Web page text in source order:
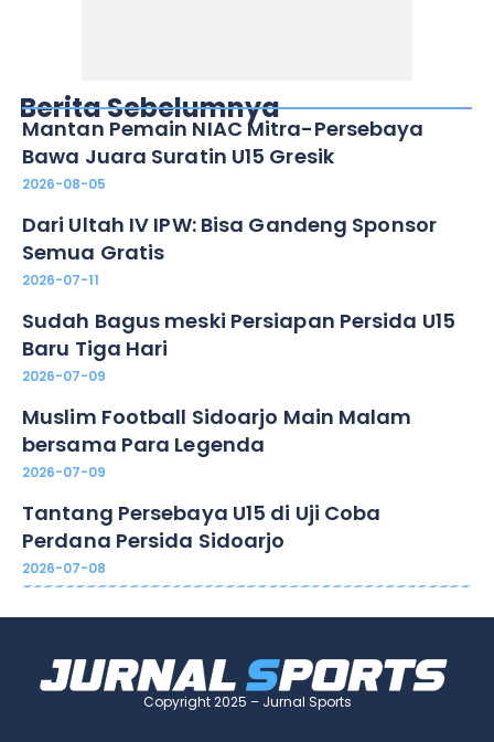
Berita Sebelumnya
Mantan Pemain NIAC Mitra-Persebaya
Bawa Juara Suratin U15 Gresik
2026-08-05
Dari Ultah IV IPW: Bisa Gandeng Sponsor
Semua Gratis
2026-07-11
Sudah Bagus meski Persiapan Persida U15
Baru Tiga Hari
2026-07-09
Muslim Football Sidoarjo Main Malam
bersama Para Legenda
2026-07-09
Tantang Persebaya U15 di Uji Coba
Perdana Persida Sidoarjo
2026-07-08
Copyright 2025 – Jurnal Sports